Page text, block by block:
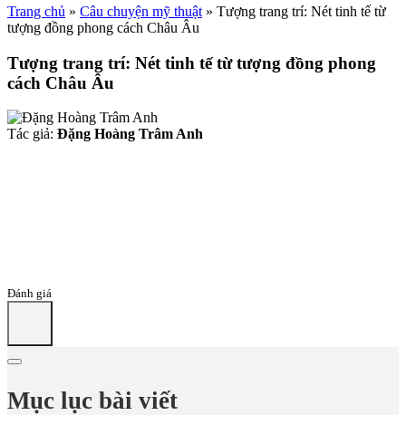
Trang chủ » Câu chuyện mỹ thuật » Tượng trang trí: Nét tinh tế từ
tượng đồng phong cách Châu Âu
Tượng trang trí: Nét tinh tế từ tượng đồng phong
cách Châu Âu
Tác giả: Đặng Hoàng Trâm Anh
Đánh giá
Mục lục bài viết